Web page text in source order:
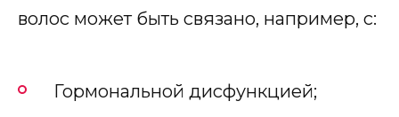
волос может быть связано, например, с:
Гормональной дисфункцией;